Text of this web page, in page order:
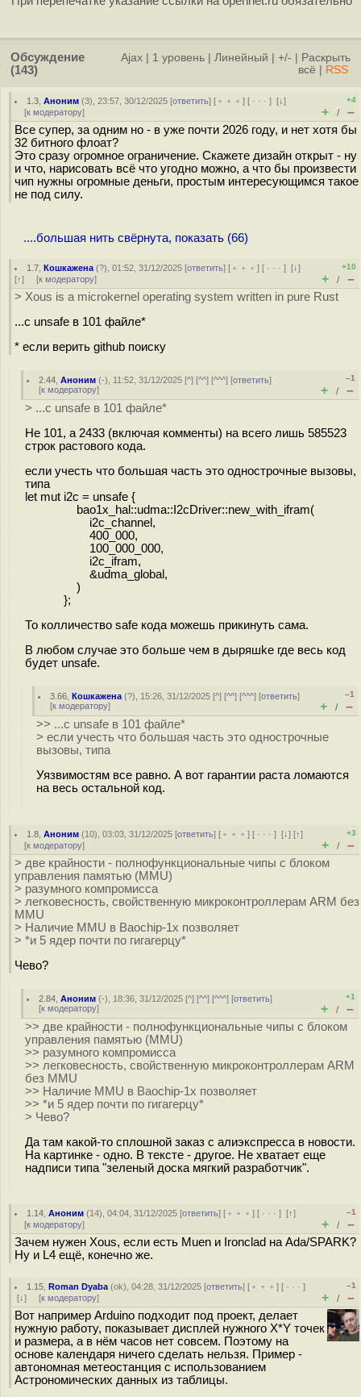
Обсуждение
(143)
Ajax 1 уровень Линейный +/-
Раскрыть
всё
RSS
1.3 ,Аноним (3), 23:57, 30/12/2025 [ответить] [ ﹢﹢﹢] [ · · ·][↓]
[к модератору]
+4
+ / –
Все супер, за одним но - в уже почти 2026 году, и нет хотя бы
32 битного флоат?
Это сразу огромное ограничение. Скажете дизайн открыт - ну
и что, нарисовать всё что угодно можно, а что бы произвести
чип нужны огромные деньги, простым интересующимся такое
не под силу.
....большая нить свёрнута, показать (66)
1.7 ,Кошкажена (?), 01:52, 31/12/2025 [ответить] [ ﹢﹢﹢] [ · · ·][↓]
[↑] [к модератору]
+10
+ / –
> Xous is a microkernel operating system written in pure Rust
...с unsafe в 101 файле*
* если верить github поиску
2.44 ,Аноним (-), 11:52, 31/12/2025 [^] [^^] [^^^] [ответить]
[к модератору]
–1
+ / –
> ...с unsafe в 101 файле*
Не 101, а 2433 (включая комменты) на всего лишь 585523
строк растового кода.
если учесть что большая часть это однострочные вызовы,
типа
let mut i2c = unsafe {
bao1x_hal::udma::I2cDriver::new_with_ifram(
i2c_channel,
400_000,
100_000_000,
i2c_ifram,
&udma_global,
)
};
То колличество safe кода можешь прикинуть сама.
В любом случае это больше чем в дыpяшke где весь код
будет unsafe.
3.66 ,Кошкажена (?), 15:26, 31/12/2025 [^] [^^] [^^^] [ответить]
[к модератору]
–1
+ / –
>> ...с unsafe в 101 файле*
> если учесть что большая часть это однострочные
вызовы, типа
Уязвимостям все равно. А вот гарантии раста ломаются
на весь остальной код.
1.8 ,Аноним (10), 03:03, 31/12/2025 [ответить] [ ﹢﹢﹢] [ · · ·][↓] [↑]
[к модератору]
+3
+ / –
> две крайности - полнофункциональные чипы с блоком
управления памятью (MMU)
> разумного компромисса
> легковесность, свойственную микроконтроллерам ARM без
MMU
> Наличие MMU в Baochip-1x позволяет
> *и 5 ядер почти по гигагерцу*
Чево?
2.84 ,Аноним (-), 18:36, 31/12/2025 [^] [^^] [^^^] [ответить]
[к модератору]
+1
+ / –
>> две крайности - полнофункциональные чипы с блоком
управления памятью (MMU)
>> разумного компромисса
>> легковесность, свойственную микроконтроллерам ARM
без MMU
>> Наличие MMU в Baochip-1x позволяет
>> *и 5 ядер почти по гигагерцу*
> Чево?
Да там какой-то сплошной заказ с алиэкспресса в новости.
На картинке - одно. В тексте - другое. Не хватает еще
надписи типа "зеленый доска мягкий разработчик".
1.14 ,Аноним (14), 04:04, 31/12/2025 [ответить] [ ﹢﹢﹢] [ · · ·][↑]
[к модератору]
–1
+ / –
Зачем нужен Xous, если есть Muen и Ironclad на Аda/SPARK?
Ну и L4 ещё, конечно же.
1.15 ,Roman Dyaba (ok), 04:28, 31/12/2025 [ответить] [ ﹢﹢﹢] [ · · ·]
[↓] [к модератору]
–1
+ / –
Вот например Arduino подходит под проект, делает
нужную работу, показывает дисплей нужного X*Y точек
и размера, а в нём часов нет совсем. Поэтому на
основе календаря ничего сделать нельзя. Пример -
автономная метеостанция с использованием
Астрономических данных из таблицы.